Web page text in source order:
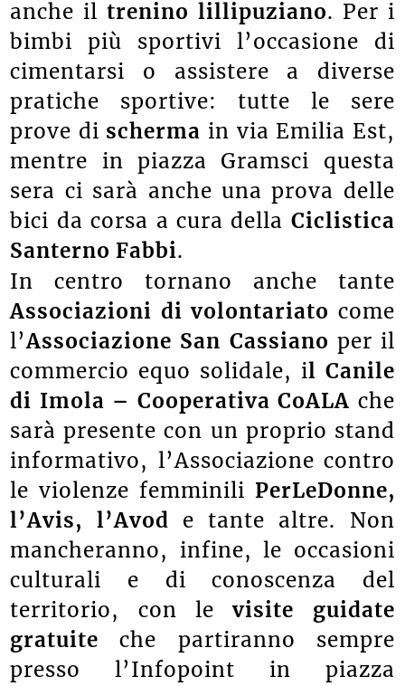
anche iltrenino lillipuziano. Per i
bimbi più sportivi l’occasione di
cimentarsi o assistere a diverse
pratiche sportive: tutte le sere
prove di scherma in via Emilia Est,
mentre in piazza Gramsci questa
sera ci sarà anche una prova delle
bici da corsa a cura della Ciclistica
Santerno Fabbi.
In centro tornano anche tante
Associazioni di volontariato come
l’Associazione San Cassiano per il
commercio equo solidale, il Canile
di Imola – Cooperativa CoALA che
sarà presente con un proprio stand
informativo, l’Associazione contro
le violenze femminili PerLeDonne,
l’Avis, l’Avod e tante altre. Non
mancheranno, infine, le occasioni
culturali e di conoscenza del
territorio, con levisite guidate
gratuiteche partiranno sempre
presso l’Infopoint in piazza